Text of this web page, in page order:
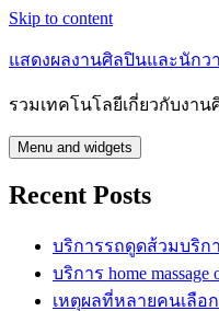
Skip to content
แสดงผลงานศิลปินและนักว
รวมเทคโนโลยีเกี่ยวกับงาน
Menu and widgets
Recent Posts
บริการรถดูดส้วมบริก
บริการ home
เหตุผลที่หลายคนเลื